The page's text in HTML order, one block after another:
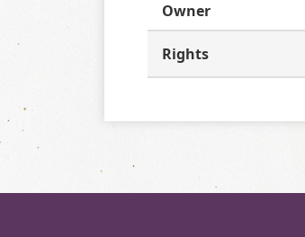
Owner
Rights